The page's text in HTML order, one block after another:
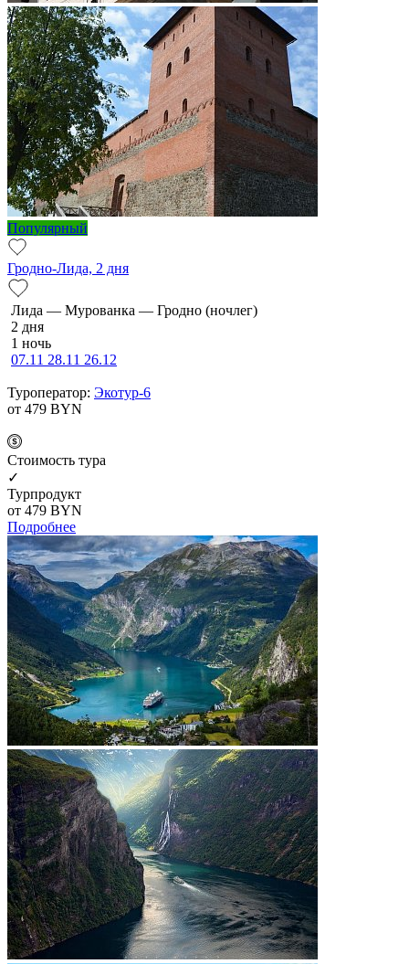
Популярный
Гродно-Лида, 2 дня
Ли­да — Мурованка — Грод­но (ночлег)
2 дня
1 ночь
07.11 28.11 26.12
Туроператор: Экотур-6
от 479 BYN
Cтоимость тура
✓
Турпродукт
от 479 BYN
Подробнее